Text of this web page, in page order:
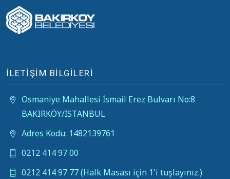
İLETİŞİM BİLGİLERİ
Osmaniye Mahallesi İsmail Erez Bulvarı No:8
BAKIRKÖY/İSTANBUL
Adres Kodu: 1482139761
0212 414 97 00
0212 414 97 77 (Halk Masası için 1'i tuşlayınız.)